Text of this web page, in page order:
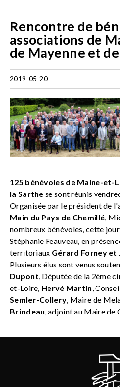
Rencontre de
associations de
de Mayenne et
2019-05-20
125 bénévoles de Maine-et-
la Sarthe se sont réunis
Organisée par le président de
Main du Pays de Chemillé,
nombreux bénévoles, cette
Stéphanie Feauveau, en
territoriaux Gérard Forney et
Plusieurs élus sont venus
Dupont, Députée de la 2ème
et-Loire, Hervé Martin,
Semler-Collery, Maire de
Briodeau, adjoint au Maire de